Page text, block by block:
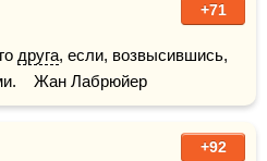
+71
друга, если, возвысившись,
Жан Лабрюйер
+92